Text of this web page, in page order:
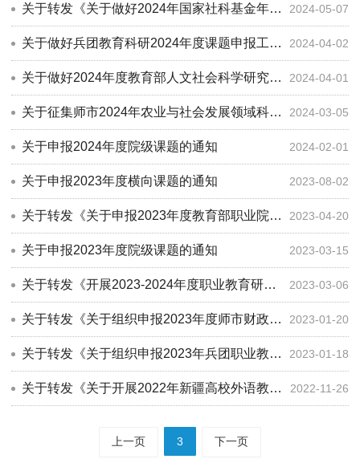
关于转发《关于做好2024年国家社科基金年度项目申报工作的通知》的通知 2024-05-07
关于做好兵团教育科研2024年度课题申报工作的通知 2024-04-02
关于做好2024年度教育部人文社会科学研究项目申报工作的通知 2024-04-01
关于征集师市2024年农业与社会发展领域科技项目的通知 2024-03-05
关于申报2024年度院级课题的通知 2024-02-01
关于申报2023年度横向课题的通知 2023-08-02
关于转发《关于申报2023年度教育部职业院校中国特色学徒制教学指导委员会研究课题的通知》的通知 2023-04-20
关于申报2023年度院级课题的通知 2023-03-15
关于转发《开展2023-2024年度职业教育研究课题申报工作的通知》的通知 2023-03-06
关于转发《关于组织申报2023年度师市财政科技计划项目的通知》的通知 2023-01-20
关于转发《关于组织申报2023年兵团职业教育研究课题的通知》的通知 2023-01-18
关于转发《关于开展2022年新疆高校外语教学改革研究项目申报工作的通知》 2022-11-26
上一页 3 下一页